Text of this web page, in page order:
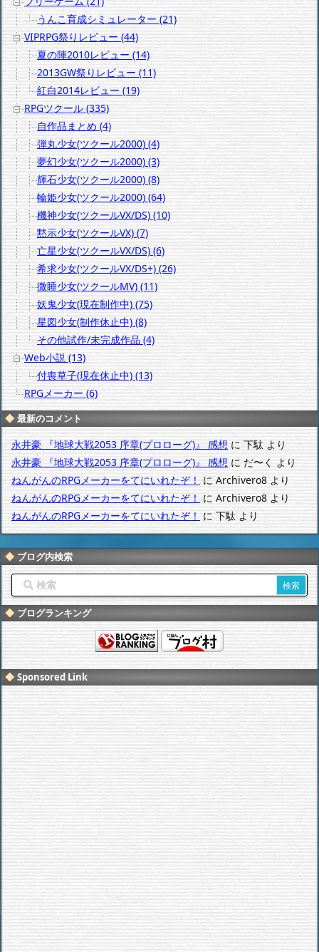
うんこ育成シミュレーター (21)
VIPRPG祭りレビュー (44)
夏の陣2010レビュー (14)
2013GW祭りレビュー (11)
紅白2014レビュー (19)
RPGツクール (335)
自作品まとめ (4)
弾丸少女(ツクール2000) (4)
夢幻少女(ツクール2000) (3)
輝石少女(ツクール2000) (8)
輪姫少女(ツクール2000) (64)
機神少女(ツクールVX/DS) (10)
黙示少女(ツクールVX) (7)
亡星少女(ツクールVX/DS) (6)
希求少女(ツクールVX/DS+) (26)
微睡少女(ツクールMV) (11)
妖鬼少女(現在制作中) (75)
星図少女(制作休止中) (8)
その他試作/未完成作品 (4)
Web小説 (13)
付喪草子(現在休止中) (13)
RPGメーカー (6)
最新のコメント
永井豪 『地球大戦2053 序章(プロローグ)』 感想に下駄より
永井豪 『地球大戦2053 序章(プロローグ)』 感想にだ〜く より
ねんがんのRPGメーカーをてにいれたぞ！ に Archivero8 より
ねんがんのRPGメーカーをてにいれたぞ！ に Archivero8より
ねんがんのRPGメーカーをてにいれたぞ！ に下駄より
ブログ内検索
ブログランキング
Sponsored Link